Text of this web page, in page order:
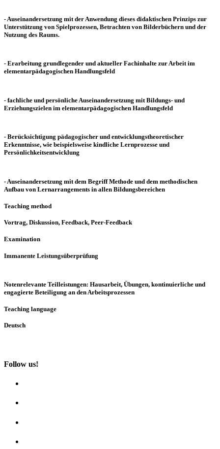
- Auseinandersetzung mit der Anwendung dieses didaktischen Prinzips zur
Unterstützung von Spielprozessen, Betrachten von Bilderbüchern und der
Nutzung des Raums.
- Erarbeitung grundlegender und aktueller Fachinhalte zur Arbeit im
elementarpädagogischen Handlungsfeld
- fachliche und persönliche Auseinandersetzung mit Bildungs- und
Erziehungszielen im elementarpädagogischen Handlungsfeld
- Berücksichtigung pädagogischer und entwicklungstheoretischer
Erkenntnisse, wie beispielsweise kindliche Lernprozesse und
Persönlichkeitsentwicklung
- Auseinandersetzung mit dem Begriff Methode und dem methodischen
Aufbau von Lernarrangements in allen Bildungsbereichen
Teaching method
Vortrag, Diskussion, Feedback, Peer-Feedback
Examination
Immanente Leistungsüberprüfung
Notenrelevante Teilleistungen: Hausarbeit, Übungen, kontinuierliche und
engagierte Beteiligung an den Arbeitsprozessen
Teaching language
Deutsch
Follow us!